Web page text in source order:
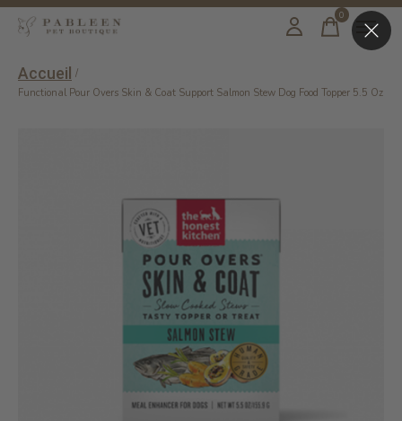
0items
Accueil
/
Functional Pour Overs Skin & Coat Support Salmon Stew Dog Food Topper 5.5 Oz